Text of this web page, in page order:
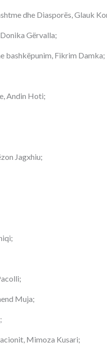
dhe Diasporës, Glauk
Gërvalla;
bashkëpunim, Fikrim Damka;
Andin Hoti;
Jagxhiu;
Muja;
Mimoza Kusari;